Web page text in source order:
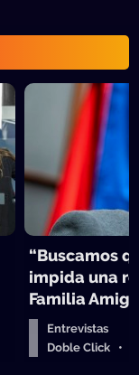
“Buscamos
impida una
Familia
Entrevistas
Doble Click •